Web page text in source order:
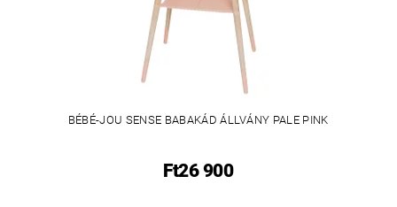
BÉBÉ-JOU SENSE BABAKÁD ÁLLVÁNY PALE PINK
Ft26 900